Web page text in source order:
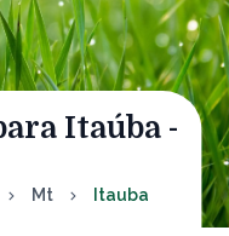
Itaúba -
Mt Itauba